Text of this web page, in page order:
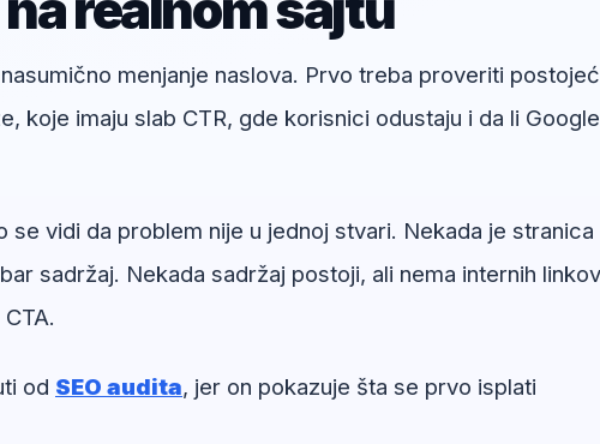
menjanje naslova. Prvo treba proveriti
koje imaju slab CTR, gde korisnici odustaju i da li Google
se vidi da problem nije u jednoj stvari. Nekada je stranica
sadržaj. Nekada sadržaj postoji, ali nema internih
od SEO audita, jer on pokazuje šta se prvo isplati